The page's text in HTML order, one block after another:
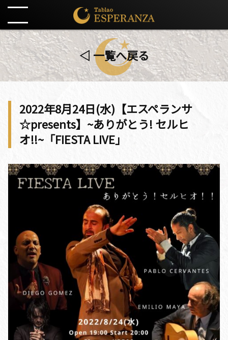
◁ 一覧へ戻る
2022年8月24日(水)【エスペランサ
☆presents】~ありがとう! セルヒ
オ!!~「FIESTA LIVE」